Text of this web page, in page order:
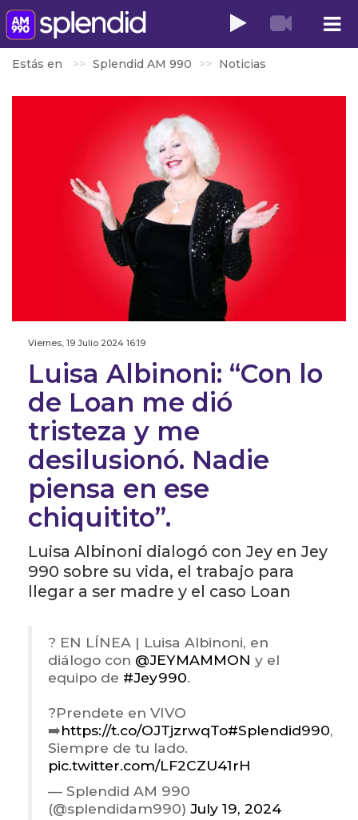
Estás en Splendid AM 990 Noticias
Viernes, 19 Julio 2024 16:19
Luisa Albinoni: “Con lo
de Loan me dió
tristeza y me
desilusionó. Nadie
piensa en ese
chiquitito”.
Luisa Albinoni dialogó con Jey en Jey
990 sobre su vida, el trabajo para
llegar a ser madre y el caso Loan
? EN LÍNEA | Luisa Albinoni, en
diálogo con @JEYMAMMON y el
equipo de #Jey990.
?Prendete en VIVO
➡️https://t.co/OJTjzrwqTo#Splendid990,
Siempre de tu lado.
pic.twitter.com/LF2CZU41rH
— Splendid AM 990
(@splendidam990) July 19, 2024